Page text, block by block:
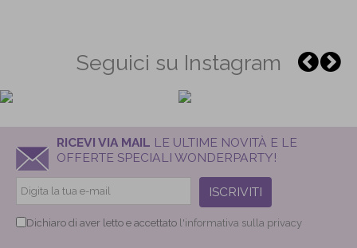
Seguici su Instagram
RICEVI VIA MAIL LE ULTIME NOVITÀ E LE
OFFERTE SPECIALI WONDERPARTY!
ISCRIVITI
Dichiaro di aver letto e accettato l'informativa sulla privacy